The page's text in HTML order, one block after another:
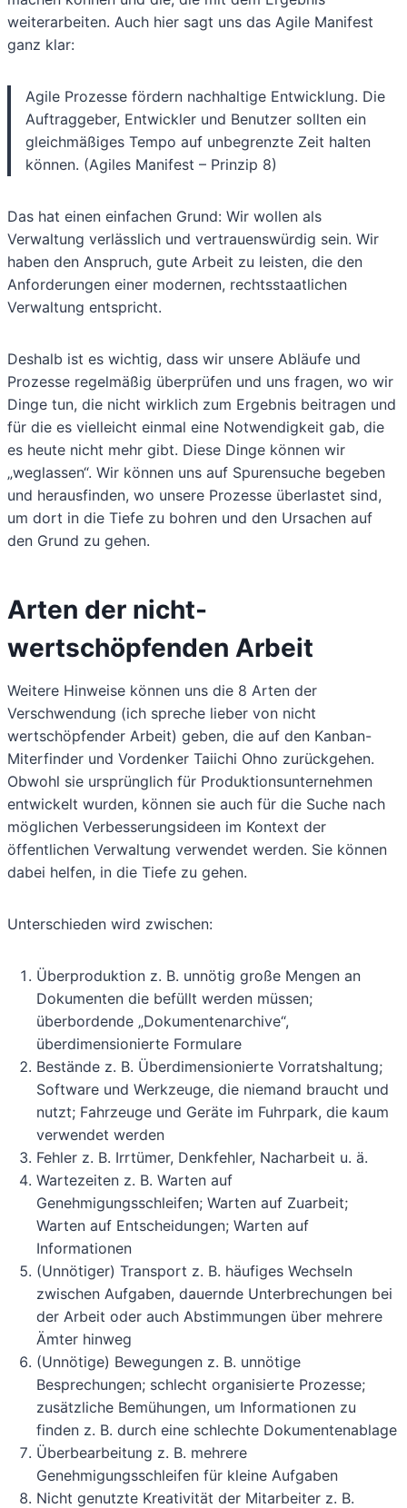
weiterarbeiten. Auch hier sagt uns das Agile Manifest
ganz klar:
Agile Prozesse fördern nachhaltige Entwicklung. Die
Auftraggeber, Entwickler und Benutzer sollten ein
gleichmäßiges Tempo auf unbegrenzte Zeit halten
können. (Agiles Manifest – Prinzip 8)
Das hat einen einfachen Grund: Wir wollen als
Verwaltung verlässlich und vertrauenswürdig sein. Wir
haben den Anspruch, gute Arbeit zu leisten, die den
Anforderungen einer modernen, rechtsstaatlichen
Verwaltung entspricht.
Deshalb ist es wichtig, dass wir unsere Abläufe und
Prozesse regelmäßig überprüfen und uns fragen, wo wir
Dinge tun, die nicht wirklich zum Ergebnis beitragen und
für die es vielleicht einmal eine Notwendigkeit gab, die
es heute nicht mehr gibt. Diese Dinge können wir
„weglassen“. Wir können uns auf Spurensuche begeben
und herausfinden, wo unsere Prozesse überlastet sind,
um dort in die Tiefe zu bohren und den Ursachen auf
den Grund zu gehen.
Arten der nicht-
wertschöpfenden Arbeit
Weitere Hinweise können uns die 8 Arten der
Verschwendung (ich spreche lieber von nicht
wertschöpfender Arbeit) geben, die auf den Kanban-
Miterfinder und Vordenker Taiichi Ohno zurückgehen.
Obwohl sie ursprünglich für Produktionsunternehmen
entwickelt wurden, können sie auch für die Suche nach
möglichen Verbesserungsideen im Kontext der
öffentlichen Verwaltung verwendet werden. Sie können
dabei helfen, in die Tiefe zu gehen.
Unterschieden wird zwischen:
Überproduktion z. B. unnötig große Mengen an
Dokumenten die befüllt werden müssen;
überbordende „Dokumentenarchive“,
überdimensionierte Formulare
Bestände z. B. Überdimensionierte Vorratshaltung;
Software und Werkzeuge, die niemand braucht und
nutzt; Fahrzeuge und Geräte im Fuhrpark, die kaum
verwendet werden
Fehler z. B. Irrtümer, Denkfehler, Nacharbeit u. ä.
Wartezeiten z. B. Warten auf
Genehmigungsschleifen; Warten auf Zuarbeit;
Warten auf Entscheidungen; Warten auf
Informationen
(Unnötiger) Transport z. B. häufiges Wechseln
zwischen Aufgaben, dauernde Unterbrechungen bei
der Arbeit oder auch Abstimmungen über mehrere
Ämter hinweg
(Unnötige) Bewegungen z. B. unnötige
Besprechungen; schlecht organisierte Prozesse;
zusätzliche Bemühungen, um Informationen zu
finden z. B. durch eine schlechte Dokumentenablage
Überbearbeitung z. B. mehrere
Genehmigungsschleifen für kleine Aufgaben
Nicht genutzte Kreativität der Mitarbeiter z. B.